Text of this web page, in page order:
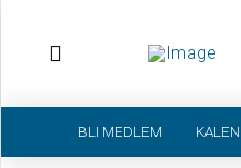
BLI MEDLEM